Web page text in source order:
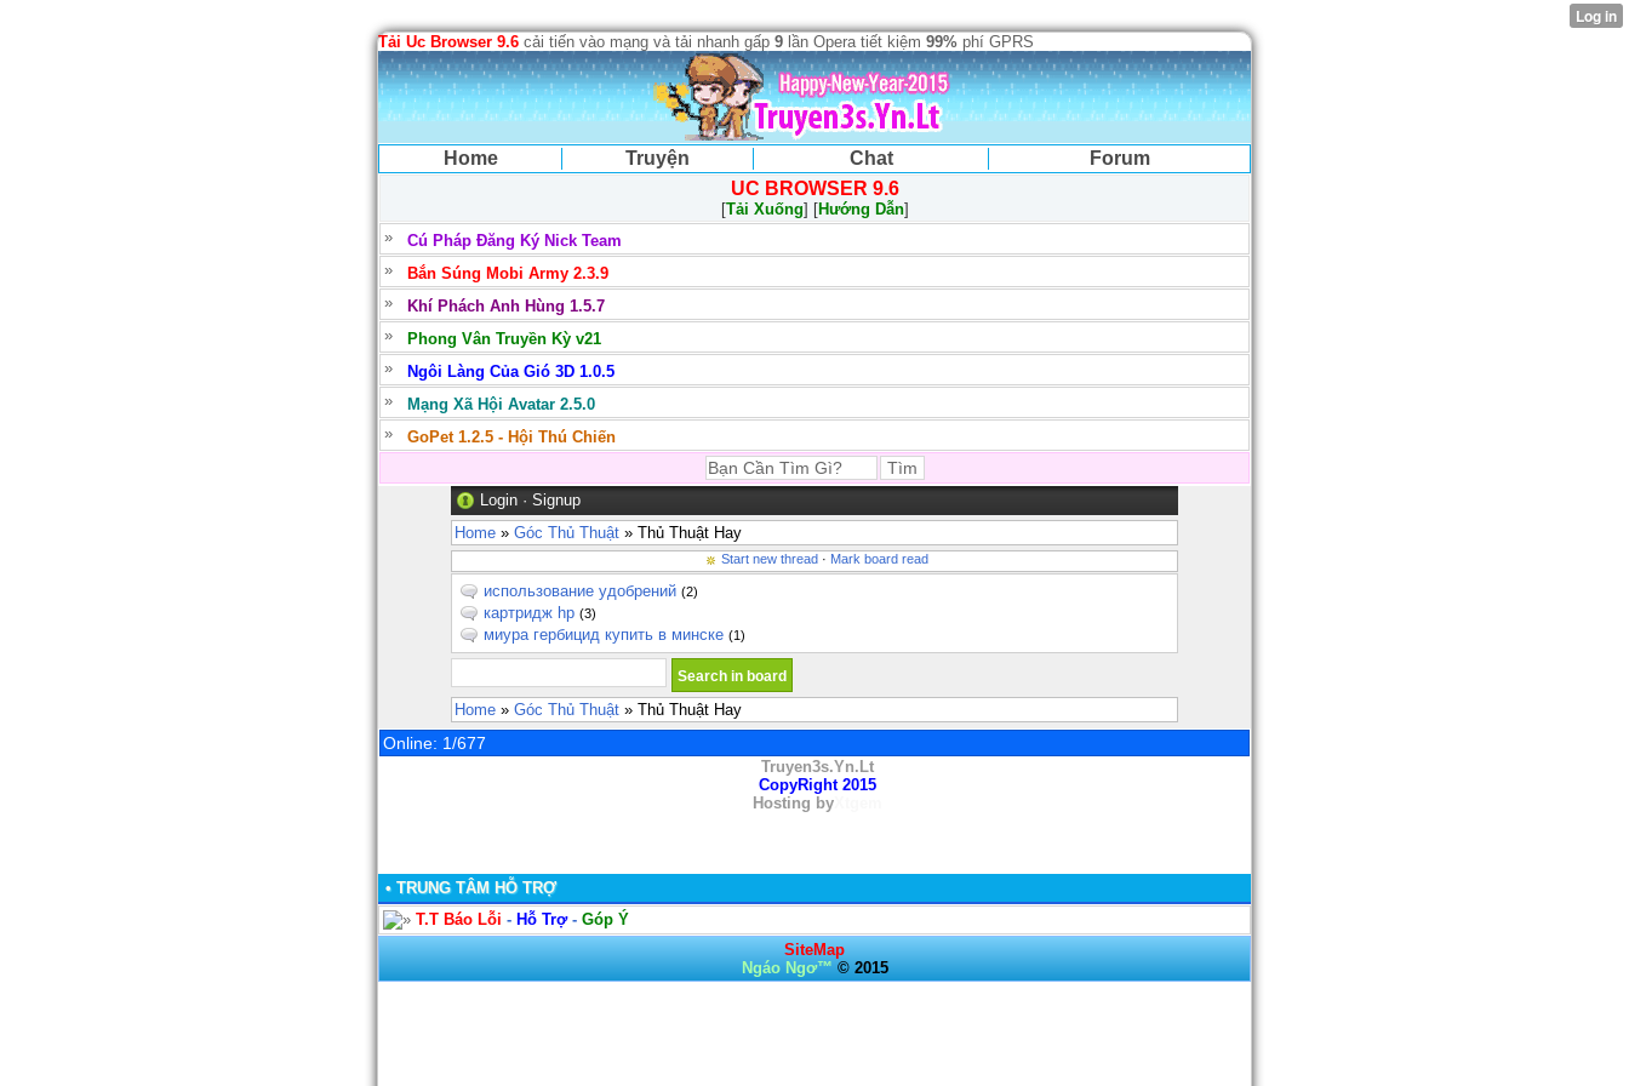
Tải Uc Browser 9.6 cải tiến vào mạng và tải nhanh gấp 9 lần Opera tiết kiệm 99% phí GPRS
Home Truyện Chat
Forum
UC BROWSER 9.6
[Tải Xuống] [Hướng Dẫn]
Cú Pháp Đăng Ký Nick Team
Bắn Súng Mobi Army 2.3.9
Khí Phách Anh Hùng 1.5.7
Phong Vân Truyền Kỳ v21
Ngôi Làng Của Gió 3D 1.0.5
Mạng Xã Hội Avatar 2.5.0
GoPet 1.2.5 - Hội Thú Chiến
Login · Signup
Home » Góc Thủ Thuật » Thủ Thuật Hay
Start new thread· Mark board read
использование удобрений (2)
картридж hp (3)
миура гербицид купить в минске (1)
Home » Góc Thủ Thuật » Thủ Thuật Hay
Online: 1/677
Truyen3s.Yn.Lt
CopyRight 2015
Hosting byXtgem
• TRUNG TÂM HỖ TRỢ
T.T Báo Lỗi - Hỗ Trợ- Góp Ý
SiteMap
Ngáo Ngơ™© 2015